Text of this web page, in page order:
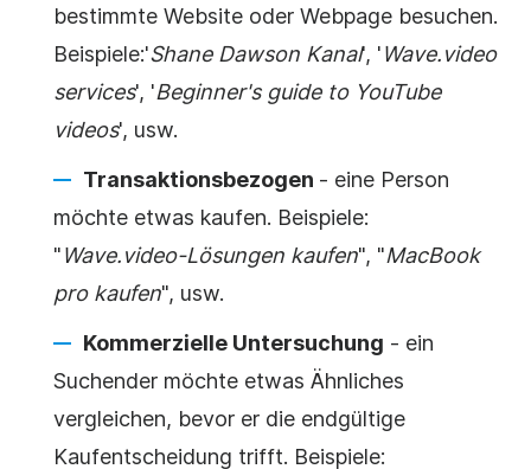
bestimmte Website oder Webpage besuchen.
Beispiele:'Shane Dawson Kanal', 'Wave.video
services', 'Beginner's guide to YouTube
videos', usw.
Transaktionsbezogen - eine Person
möchte etwas kaufen. Beispiele:
"Wave.video-Lösungen kaufen", "MacBook
pro kaufen", usw.
Kommerzielle Untersuchung - ein
Suchender möchte etwas Ähnliches
vergleichen, bevor er die endgültige
Kaufentscheidung trifft. Beispiele: